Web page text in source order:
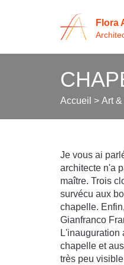
Flora
Accueil > Art &
Je vous ai
architecte n'a
maître. Trois
survécu aux
chapelle. Enfin,
Gianfranco
L'inauguration
chapelle et
très peu